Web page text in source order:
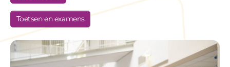
Toetsen en examens